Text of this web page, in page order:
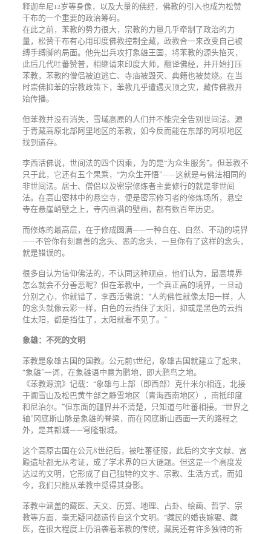
释迦牟尼12岁等身像，以及大量的佛经，佛教的引入也成为松赞
干布的一个重要的政治筹码。
在此之前，苯教的势力很大，宗教的力量几乎牵制了政治的力
量，松赞干布有心用印度佛教控制全藏，政教合一来改变自己被
缚手缚脚的局面。他先出兵攻打象雄王国，将苯教的源头掐灭，
此后几代吐蕃赞普，相继请来印度大师，翻译佛经，并开始打压
苯教，苯教的僧侣被迫逃亡、寺庙被毁灭、典籍也被焚烧。在当
时崇佛抑苯的宗教政策下，苯教几乎遭遇灭顶之灾，藏传佛教开
始传播。
但苯教并没有消失，雪域高原的人们并不能完全告别世间法。源
于青藏高原北部阿里地区的苯教，如今反而能在东部的阿坝地区
找到遗存。
李西活佛说，世间法的四个因乘，为的是“为众生服务”。但苯教不
只于此，它还有五个果乘，“为众生开悟”——这就是与佛法相同的
非世间法。居士、僧侣以及密宗修炼者主要修行的就是非世间
法。在高山密林中的悬空寺，便是密宗修习者的修炼场所，悬空
寺在悬崖峭壁之上，寺内画满的壁画，都有数百年历史。
而修炼的最高层，在于修成圆满——一种自在、自然、不动的境界
——不管你有刻意善的念头、恶的念头，一旦你有了这样的念头，
就是错误的。
很多自认为信仰佛法的，不认同这种观点，他们认为，最高境界
怎么就会不分善恶呢？但在苯教中，一个真正高的境界，一旦动
分别之心，你就错了，李西活佛说：“人的佛性就像太阳一样，人
的念头就像云彩一样，白色的云挡住了太阳，抑或是黑色的云挡
住太阳，都是挡住了，太阳就看不见了。”
象雄：不死的文明
苯教是象雄古国的国教。公元前5世纪，象雄古国就建立了起来，
“象雄”一词，在象雄语中意为鹏地，即大鹏鸟之地。
《苯教源流》记载：“象雄与上部（即西部）克什米尔相连，北接
于阗雪山及松巴黄牛部之静雪地区（青海西南地区），南抵印度
和尼泊尔。”但东面的疆界并不清楚，只知道与吐蕃相接。“世界之
轴”冈底斯山脉是象雄的脊梁，而在冈底斯山西面一天的路程之
外，是其都城——穹隆银城。
这个高原古国在公元8世纪后，被吐蕃征服，此后的文字文献、宫
殿遗址都无从考证，成了学术界的巨大谜题。但这是一个高度发
达过的文明，它形成了自己独特的文字、宗教、生活方式，而如
今，我们只能从苯教中觅得其身影。
苯教中涵盖的藏医、天文、历算、地理、占卦、绘画、哲学、宗
教等方面，毫无疑问都遗传自这个文明。“藏民的婚丧嫁娶、藏
医，在很大程度上仍沿袭着苯教的传统，藏民还有许多独特的祈